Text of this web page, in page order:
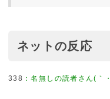
ネットの反応
338 ：名無しの読者さん(｀